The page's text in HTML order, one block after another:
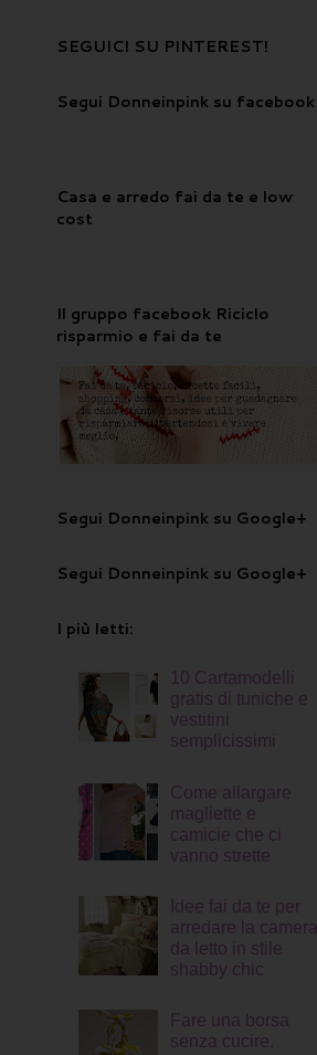
SEGUICI SU PINTEREST!
Segui Donneinpink su facebook
Casa e arredo fai da te e low
cost
Il gruppo facebook Riciclo
risparmio e fai da te
Segui Donneinpink su Google+
Segui Donneinpink su Google+
I più letti:
10 Cartamodelli
gratis di tuniche e
vestitini
semplicissimi
Come allargare
magliette e
camicie che ci
vanno strette
Idee fai da te per
arredare la camera
da letto in stile
shabby chic
Fare una borsa
senza cucire.